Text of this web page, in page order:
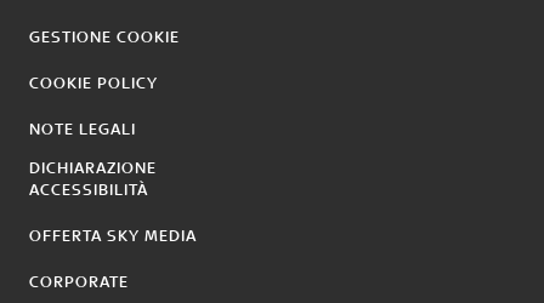
GESTIONE COOKIE
COOKIE POLICY
NOTE LEGALI
DICHIARAZIONE
ACCESSIBILITÀ
OFFERTA SKY MEDIA
CORPORATE